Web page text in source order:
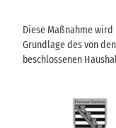
Diese Maßnahme
Grundlage des von
beschlossenen